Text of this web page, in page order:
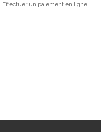
Effectuer un paiement en ligne